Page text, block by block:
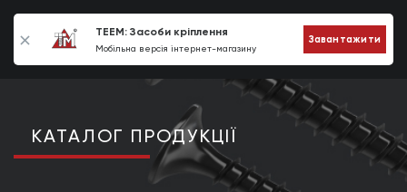
TEEM: Засоби кріплення
Мобільна версія інтернет-магазину
Завантажити
0
КАТАЛОГ ПРОДУКЦIЇ